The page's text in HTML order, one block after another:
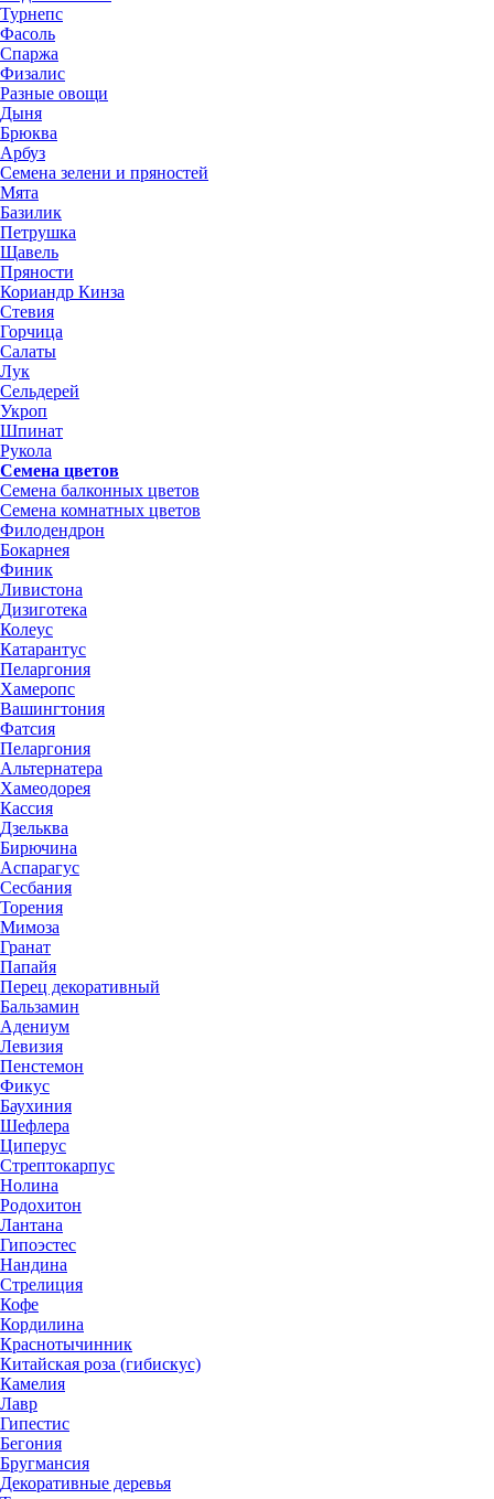
Турнепс
Фасоль
Спаржа
Физалис
Разные овощи
Дыня
Брюква
Арбуз
Семена зелени и пряностей
Мята
Базилик
Петрушка
Щавель
Пряности
Кориандр Кинза
Стевия
Горчица
Салаты
Лук
Сельдерей
Укроп
Шпинат
Рукола
Семена цветов
Семена балконных цветов
Семена комнатных цветов
Филодендрон
Бокарнея
Финик
Ливистона
Дизиготека
Колеус
Катарантус
Пеларгония
Хамеропс
Вашингтония
Фатсия
Пеларгония
Альтернатера
Хамеодорея
Кассия
Дзельква
Бирючина
Аспарагус
Сесбания
Торения
Мимоза
Гранат
Папайя
Перец декоративный
Бальзамин
Адениум
Левизия
Пенстемон
Фикус
Баухиния
Шефлера
Циперус
Стрептокарпус
Нолина
Родохитон
Лантана
Гипоэстес
Нандина
Стрелиция
Кофе
Кордилина
Краснотычинник
Китайская роза (гибискус)
Камелия
Лавр
Гипестис
Бегония
Бругмансия
Декоративные деревья